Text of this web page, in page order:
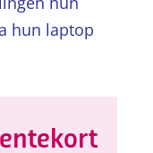
hun laptop